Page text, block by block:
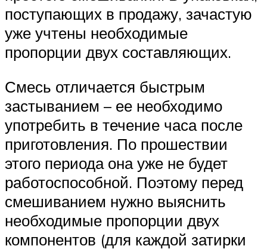
поступающих в продажу, зачастую
уже учтены необходимые
пропорции двух составляющих.
Смесь отличается быстрым
застыванием – ее необходимо
употребить в течение часа после
приготовления. По прошествии
этого периода она уже не будет
работоспособной. Поэтому перед
смешиванием нужно выяснить
необходимые пропорции двух
компонентов (для каждой затирки